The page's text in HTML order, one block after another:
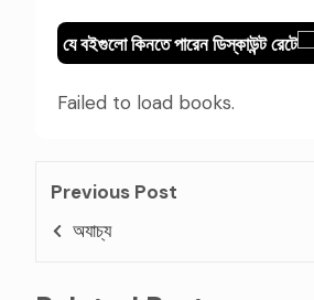
যে বইগুলো কিনতে পারেন ডিস্কাউন্ট রেটে
Failed to load books.
Previous Post
অযাচ্য